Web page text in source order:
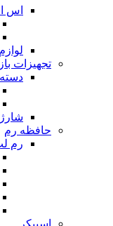
اس
تجهیزات
حافظه رم
رم